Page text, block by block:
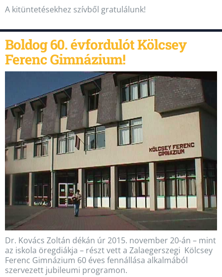
A kitüntetésekhez szívből gratulálunk!
Boldog 60. évfordulót Kölcsey
Ferenc Gimnázium!
Dr. Kovács Zoltán dékán úr 2015. november 20-án – mint
az iskola öregdiákja – részt vett a Zalaegerszegi Kölcsey
Ferenc Gimnázium 60 éves fennállása alkalmából
szervezett jubileumi programon.